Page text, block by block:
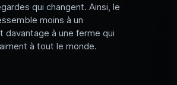
qui changent. Ainsi, le
moins à un
davantage à une ferme qui
à tout le monde.